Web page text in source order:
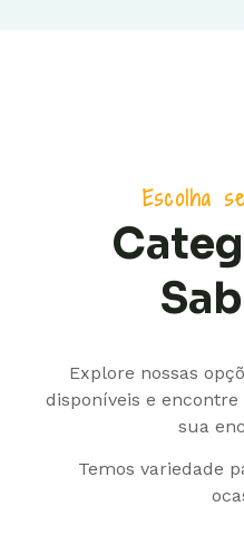
Escolha
Explore nossas
disponíveis e
sua
Temos variedade